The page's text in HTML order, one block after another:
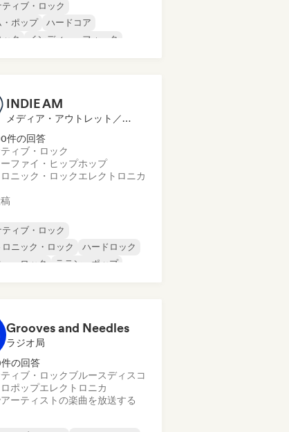
ィブ・ロック
・ポップ
ハードコア
ック
インディー・フォーク
INDIE AM
メディア・アウトレット／ジャーナリスト
件の回答
ィブ・ロック
ファイ・ヒップホップ
ニック・ロックエレクトロニカ
ィブ・ロック
ニック・ロック
ハードロック
ー・ロック
ラテン・ポップ
Grooves and Needles
ラジオ局
の回答
ィブ・ロックブルースディスコ
ポップエレクトロニカ
ーティストの楽曲を放送する